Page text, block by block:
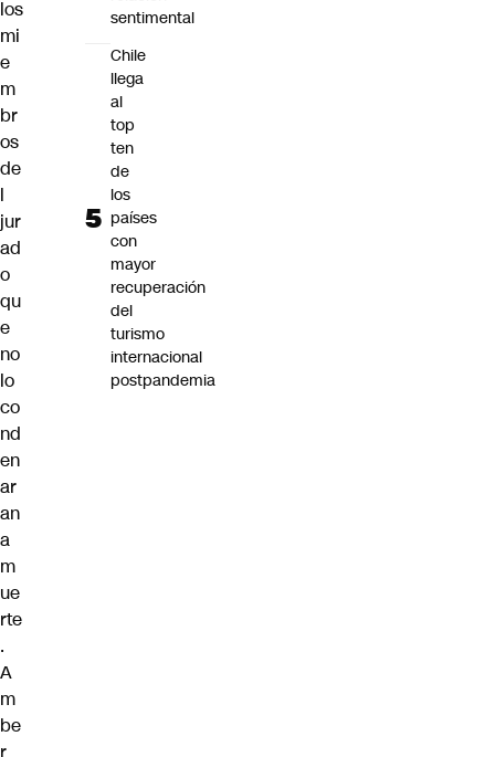
los
mi
e
m
br
os
de
l
jur
ad
o
qu
e
no
lo
co
nd
en
ar
an
a
m
ue
rte
.
A
m
be
r
sentimental
Chile
llega
al
top
ten
de
los
países
con
mayor
recuperación
del
turismo
internacional
postpandemia